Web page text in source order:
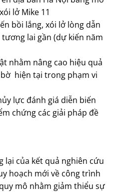
lở Mike 11
bồi lắng, xói lở lòng dẫn
lai gần (dự kiến năm
nhằm nâng cao hiệu quả
hiện tại trong phạm vi
lực đánh giá diễn biến
chứng các giải pháp đề
lại của kết quả nghiên cứu
hoạch mới về công trình
mô nhằm giảm thiểu sự